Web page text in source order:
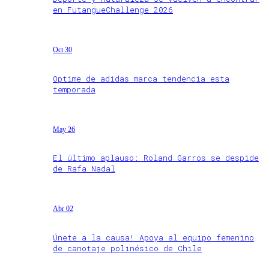
en FutangueChallenge 2026
Oct 30
Optime de adidas marca tendencia esta
temporada
May 26
El último aplauso: Roland Garros se despide
de Rafa Nadal
Abr 02
Únete a la causa! Apoya al equipo femenino
de canotaje polinésico de Chile